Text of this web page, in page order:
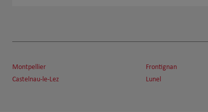
Montpellier
Castelnau-le-Lez
Frontignan
Lunel